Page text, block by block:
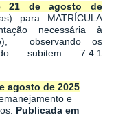
21 de agosto de
para MATRÍCULA
necessária à
observando os
subitem 7.4.1
agosto de 2025
e
Publicada em